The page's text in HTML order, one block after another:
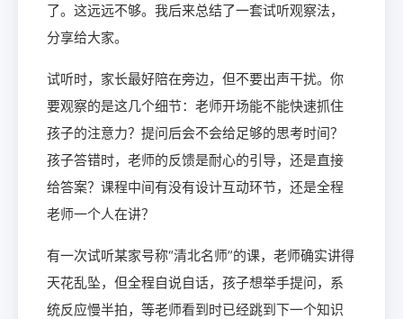
了。这远远不够。我后来总结了一套试听观察法，
分享给大家。
试听时，家长最好陪在旁边，但不要出声干扰。你
要观察的是这几个细节：老师开场能不能快速抓住
孩子的注意力？提问后会不会给足够的思考时间？
孩子答错时，老师的反馈是耐心的引导，还是直接
给答案？课程中间有没有设计互动环节，还是全程
老师一个人在讲？
有一次试听某家号称“清北名师”的课，老师确实讲得
天花乱坠，但全程自说自话，孩子想举手提问，系
统反应慢半拍，等老师看到时已经跳到下一个知识